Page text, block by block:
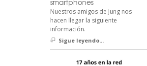
Nuestros amigos de Jung nos
hacen llegar la siguiente
información.
Sigue leyendo...